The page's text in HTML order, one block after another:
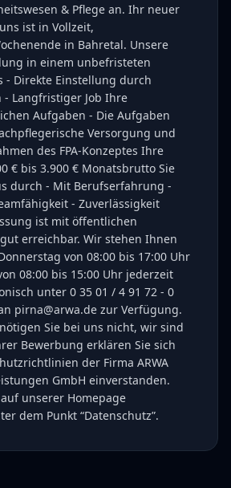
& Pflege an. Ihr neuer
ist in Vollzeit,
in Bahretal. Unsere
in einem unbefristeten
- Direkte Einstellung durch
- Langfristiger Job Ihre
Aufgaben - Die Aufgaben
Versorgung und
des FPA-Konzeptes Ihre
€ bis 3.900 € Monatsbrutto Sie
durch - Mit Berufserfahrung -
- Zuverlässigkeit
ist mit öffentlichen
erreichbar. Wir stehen Ihnen
von 08:00 bis 17:00 Uhr
08:00 bis 15:00 Uhr jederzeit
unter 0 35 01 / 4 91 72 - 0
pirna@arwa.de zur Verfügung.
Sie bei uns nicht, wir sind
Bewerbung erklären Sie sich
der Firma ARWA
GmbH einverstanden.
unserer Homepage
dem Punkt “Datenschutz”.